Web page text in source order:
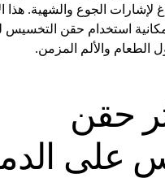
لإشارات الجوع والشهية. هذا
استخدام حقن التخسيس
الطعام والألم المزمن.
حقن
على